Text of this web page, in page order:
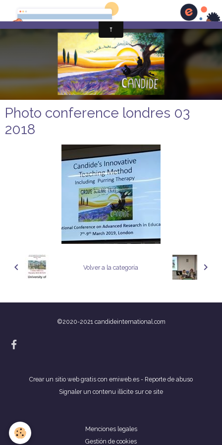
Photo conference londres 03
2018
Volver a la categoría
©2020-2021 candideinternational.com
Crear un sitio web gratis con emiweb.es - Reporte de abuso
Signaler un contenu illicite sur ce site
Menciones legales
Gestión de cookies